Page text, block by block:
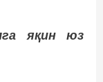
яқин юз